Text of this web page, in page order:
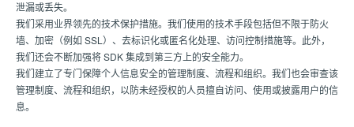
泄漏或丢失。
我们采用业界领先的技术保护措施。我们使用的技术手段包括但不限于防火
墙、加密（例如 SSL）、去标识化或匿名化处理、访问控制措施等。此外，
我们还会不断加强将 SDK 集成到第三方上的安全能力。
我们建立了专门保障个人信息安全的管理制度、流程和组织。我们也会审查该
管理制度、流程和组织，以防未经授权的人员擅自访问、使用或披露用户的信
息。